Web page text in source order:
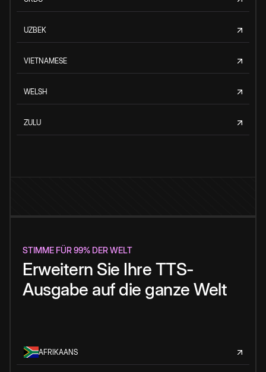
UZBEK
VIETNAMESE
WELSH
ZULU
STIMME FÜR 99% DER WELT
Erweitern Sie Ihre TTS-
Ausgabe auf die ganze Welt
AFRIKAANS